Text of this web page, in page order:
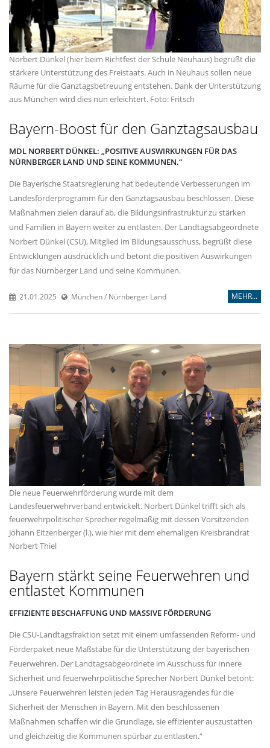
Norbert Dünkel (hier beim Richtfest der Schule Neuhaus) begrüßt die
stärkere Unterstützung des Freistaats. Auch in Neuhaus sollen neue
Räume für die Ganztagsbetreuung entstehen. Dank der Unterstützung
aus München wird dies nun erleichtert. Foto: Fritsch
Bayern-Boost für den Ganztagsausbau
MDL NORBERT DÜNKEL: „POSITIVE AUSWIRKUNGEN FÜR DAS
NÜRNBERGER LAND UND SEINE KOMMUNEN.“
Die Bayerische Staatsregierung hat bedeutende Verbesserungen im
Landesförderprogramm für den Ganztagsausbau beschlossen. Diese
Maßnahmen zielen darauf ab, die Bildungsinfrastruktur zu stärken
und Familien in Bayern weiter zu entlasten. Der Landtagsabgeordnete
Norbert Dünkel (CSU), Mitglied im Bildungsausschuss, begrüßt diese
Entwicklungen ausdrücklich und betont die positiven Auswirkungen
für das Nürnberger Land und seine Kommunen.
21.01.2025 München / Nürnberger Land MEHR...
Die neue Feuerwehrförderung wurde mit dem
Landesfeuerwehrverband entwickelt. Norbert Dünkel trifft sich als
feuerwehrpolitischer Sprecher regelmäßig mit dessen Vorsitzenden
Johann Eitzenberger (l.), wie hier mit dem ehemaligen Kreisbrandrat
Norbert Thiel
Bayern stärkt seine Feuerwehren und
entlastet Kommunen
EFFIZIENTE BESCHAFFUNG UND MASSIVE FÖRDERUNG
Die CSU-Landtagsfraktion setzt mit einem umfassenden Reform- und
Förderpaket neue Maßstäbe für die Unterstützung der bayerischen
Feuerwehren. Der Landtagsabgeordnete im Ausschuss für Innere
Sicherheit und feuerwehrpolitische Sprecher Norbert Dünkel betont:
Unsere Feuerwehren leisten jeden Tag Herausragendes für die
Sicherheit der Menschen in Bayern. Mit den beschlossenen
Maßnahmen schaffen wir die Grundlage, sie effizienter auszustatten
und gleichzeitig die Kommunen spürbar zu entlasten.“